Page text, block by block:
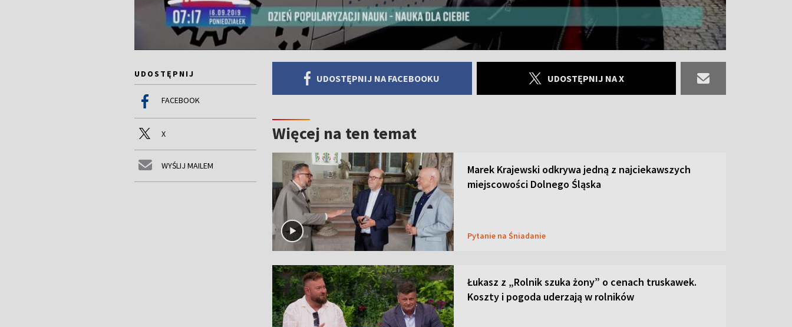
UDOSTĘPNIJ
FACEBOOK
X
WYŚLIJ MAILEM
UDOSTĘPNIJ NA FACEBOOKU UDOSTĘPNIJ NA X
Więcej na ten temat
Marek Krajewski odkrywa jedną z najciekawszych
miejscowości Dolnego Śląska
Pytanie na Śniadanie
Łukasz z „Rolnik szuka żony” o cenach truskawek.
Koszty i pogoda uderzają w rolników